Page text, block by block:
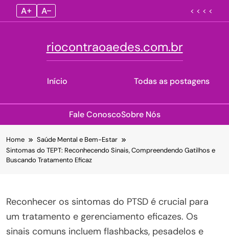
A+ A– < < < <
Início
riocontraoaedes.com.br
Todas as postagens
Fale ConoscoSobre Nós
to
content
Home
Saúde Mental e Bem-Estar
Sintomas do TEPT: Reconhecendo Sinais, Compreendendo Gatilhos e
Buscando Tratamento Eficaz
Reconhecer os sintomas do PTSD é crucial para
um tratamento e gerenciamento eficazes. Os
sinais comuns incluem flashbacks, pesadelos e